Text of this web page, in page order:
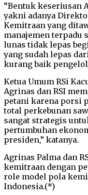
“Bentuk keseriusan
yakni adanya
Kemitraan yang
manajemen terpadu
lunas tidak lepas
yang sudah lepas
kurang baik
Ketua Umum RSi
Agrinas dan RSI
petani karena porsi
total perkebunan
sangat strategis
pertumbuhan
presiden,” katanya.
Agrinas Palma dan
kemitraan dengan
role model pola
Indonesia.(*)